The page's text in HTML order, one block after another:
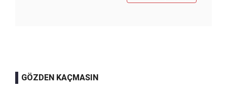
GÖZDEN KAÇMASIN